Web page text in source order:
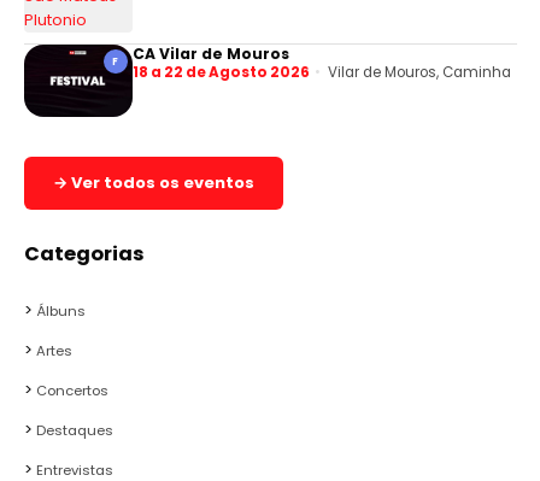
F CA Vilar de Mouros
18 a 22 de Agosto 2026 Vilar de Mouros, Caminha
→ Ver todos os eventos
Categorias
Álbuns
Artes
Concertos
Destaques
Entrevistas